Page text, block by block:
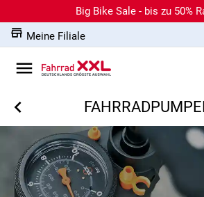
Big Bike Sale - bis zu 50%
Meine Filiale